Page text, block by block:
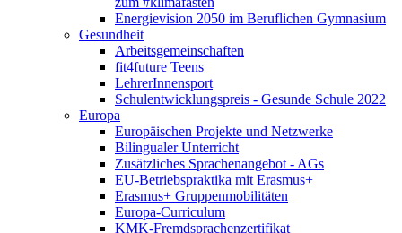
Energievision 2050 im Beruflichen Gymnasium
Gesundheit
Arbeitsgemeinschaften
fit4future Teens
LehrerInnensport
Schulentwicklungspreis - Gesunde Schule 2022
Europa
Europäischen Projekte und Netzwerke
Bilingualer Unterricht
Zusätzliches Sprachenangebot - AGs
EU-Betriebspraktika mit Erasmus+
Erasmus+ Gruppenmobilitäten
Europa-Curriculum
KMK-Fremdsprachenzertifikat